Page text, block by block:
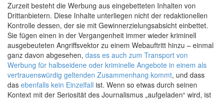
Zurzeit besteht die Werbung aus eingebetteten Inhalten von
Drittanbietern. Diese Inhalte unterliegen nicht der redaktionellen
Kontrolle dessen, der sie mit Gewinnerzielungsabsicht einbettet.
Sie fügen einen in der Vergangenheit immer wieder kriminell
ausgebeuteten Angriffsvektor zu einem Webauftritt hinzu – einmal
ganz davon abgesehen, dass es auch zum Transport von
Werbung für halbseidene oder kriminelle Angebote in einem als
vertrauenswürdig geltenden Zusammenhang kommt, und dass
das ebenfalls kein Einzelfall ist. Wenn so etwas durch seinen
Kontext mit der Seriosität des Journalismus „aufgeladen“ wird, ist